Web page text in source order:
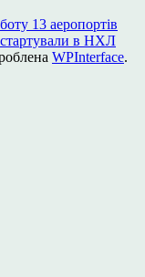
13 аеропортів
стартували в НХЛ
WPInterface.